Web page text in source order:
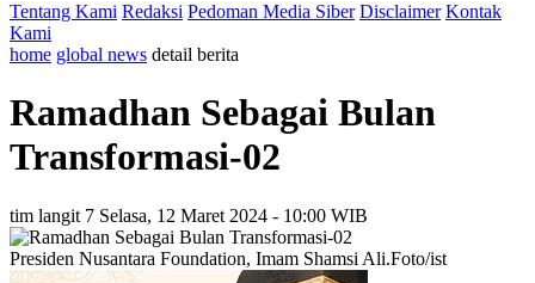
Tentang Kami Redaksi Pedoman Media Siber Disclaimer Kontak
Kami
home global news detail berita
Ramadhan Sebagai Bulan
Transformasi-02
tim langit 7 Selasa, 12 Maret 2024 - 10:00 WIB
Presiden Nusantara Foundation, Imam Shamsi Ali.Foto/ist